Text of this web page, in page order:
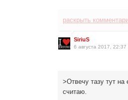
раскрыть
SiriuS
6 августа 2017, 22:37
>Отвечу тазу тут на
считаю.